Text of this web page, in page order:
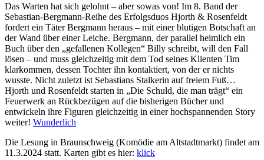
Das Warten hat sich gelohnt – aber sowas von! Im 8. Band der
Sebastian-Bergmann-Reihe des Erfolgsduos Hjorth & Rosenfeldt
fordert ein Täter Bergmann heraus – mit einer blutigen Botschaft an
der Wand über einer Leiche. Bergmann, der parallel heimlich ein
Buch über den „gefallenen Kollegen“ Billy schreibt, will den Fall
lösen – und muss gleichzeitig mit dem Tod seines Klienten Tim
klarkommen, dessen Tochter ihn kontaktiert, von der er nichts
wusste. Nicht zuletzt ist Sebastians Stalkerin auf freiem Fuß…
Hjorth und Rosenfeldt starten in „Die Schuld, die man trägt“ ein
Feuerwerk an Rückbezügen auf die bisherigen Bücher und
entwickeln ihre Figuren gleichzeitig in einer hochspannenden Story
weiter! Wunderlich
Die Lesung in Braunschweig (Komödie am Altstadtmarkt) findet am
11.3.2024 statt. Karten gibt es hier: klick